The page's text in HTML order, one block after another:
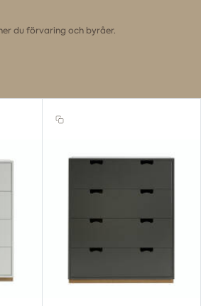
du förvaring och byråer.